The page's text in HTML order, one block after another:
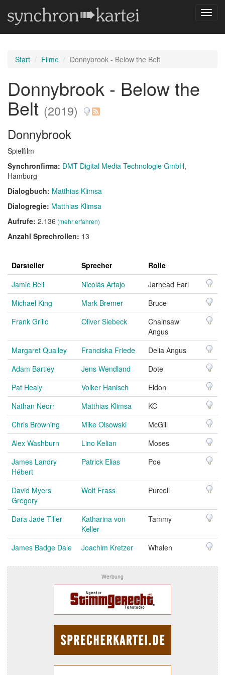
Start Filme Donnybrook - Below the Belt
Donnybrook - Below the
Belt (2019)
Donnybrook
Spielfilm
Synchronfirma: DMT Digital Media Technologie GmbH,
Hamburg
Dialogbuch: Matthias Klimsa
Dialogregie: Matthias Klimsa
Aufrufe: 2.136 (mehr erfahren)
Anzahl Sprechrollen: 13
Darsteller Sprecher
Rolle
Jamie Bell
Nicolás Artajo
Jarhead Earl
Michael King
Mark Bremer
Bruce
Frank Grillo
Oliver Siebeck
Chainsaw
Angus
Margaret Qualley
Franciska Friede
Delia Angus
Adam Bartley
Jens Wendland
Dote
Pat Healy
Volker Hanisch
Eldon
Nathan Neorr
Matthias Klimsa
KC
Chris Browning
Mike Olsowski
McGill
Alex Washburn
Lino Kelian
Moses
James Landry
Hébert
Patrick Elias Poe
David Myers
Gregory
Wolf Frass Purcell
Dara Jade Tiller
Katharina von
Keller
Tammy
James Badge Dale Joachim Kretzer Whalen
Werbung